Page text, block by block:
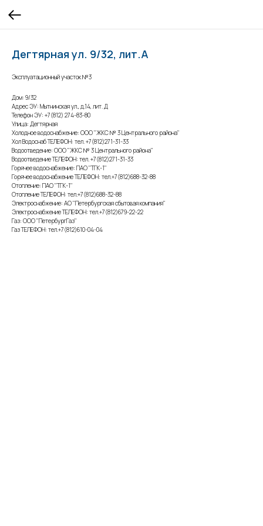
Дегтярная ул. 9/32, лит.А
Эксплуатационный участок №3
Дом: 9/32
Адрес ЭУ: Мытнинская ул., д.14, лит. Д
Телефон ЭУ: +7(812) 274-83-80
Улица: Дегтярная
Холодное водоснабжение: ООО "ЖКС № 3 Центрального района"
Хол Водоснаб ТЕЛЕФОН: тел. +7(812)271-31-33
Водоотведение: ООО "ЖКС № 3 Центрального района"
Водоотведение ТЕЛЕФОН: тел. +7(812)271-31-33
Горячее водоснабжение: ПАО "ТГК-1"
Горячее водоснабжение ТЕЛЕФОН: тел.+7(812)688-32-88
Отопление: ПАО "ТГК-1"
Отопление ТЕЛЕФОН: тел.+7(812)688-32-88
Электроснабжение: АО "Петербургская сбытовая компания"
Электроснабжение ТЕЛЕФОН: тел.+7(812)679-22-22
Газ: ООО "ПетербургГаз"
Газ ТЕЛЕФОН: тел.+7(812)610-04-04